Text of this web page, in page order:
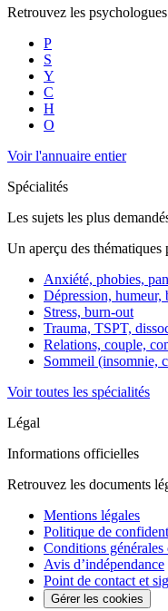
Retrouvez les
P
S
Y
C
H
O
Voir l'annuaire entier
Spécialités
Les sujets les plus
Un aperçu des
Anxiété, phobies,
Dépression, humeur,
Stress, burn-out
Trauma, TSPT,
Relations, couple,
Sommeil (insomnie,
Voir toutes les spécialités
Légal
Informations officielles
Retrouvez les documents
Mentions légales
Politique de
Conditions générales
Avis d’indépendance
Point de contact et
Gérer les cookies